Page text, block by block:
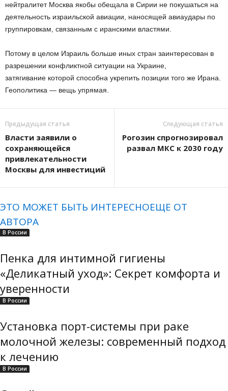
нейтралитет Москва якобы обещала в Сирии не покушаться на
деятельность израильской авиации, наносящей авиаудары по
группировкам, связанным с иранскими властями.
Потому в целом Израиль больше иных стран заинтересован в
разрешении конфликтной ситуации на Украине,
затягивание которой способна укрепить позиции того же Ирана.
Геополитика — вещь упрямая.
Предыдущая статья
Власти заявили о
сохраняющейся
привлекательности
Москвы для инвестиций
Следующая статья
Рогозин спрогнозировал
развал МКС к 2030 году
ЭТО МОЖЕТ БЫТЬ ИНТЕРЕСНОЕЩЕ ОТ
АВТОРА
В России
Пенка для интимной гигиены
«Деликатный уход»: Секрет комфорта и
уверенности
В России
Установка порт-системы при раке
молочной железы: современный подход
к лечению
В России